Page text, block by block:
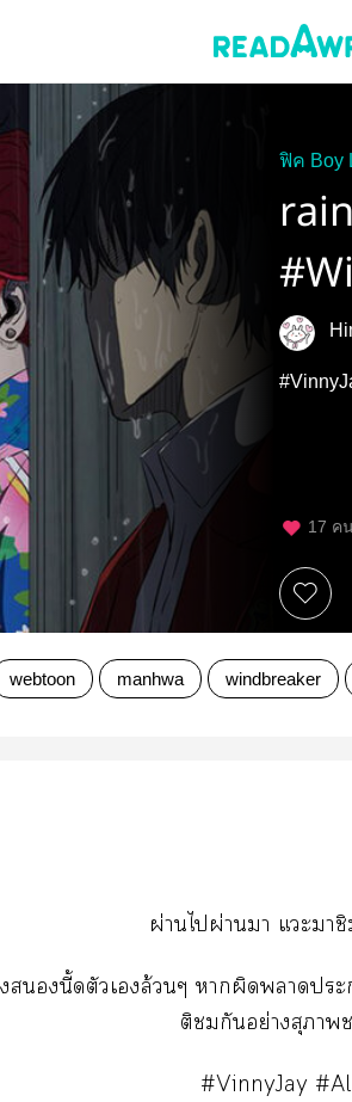
ฟิค Boy
17 ค
webtoon manhwa windbreaker
ผ่านไผ่านา แะา
นี้ดตัวเล้วนๆ าผิดา
ติกันอย่างสุภาพ
#VinnyJay